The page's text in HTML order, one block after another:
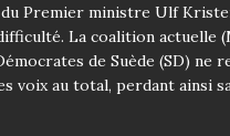
Premier ministre Ulf
La coalition actuelle
de Suède (SD) ne
voix au total, perdant ainsi